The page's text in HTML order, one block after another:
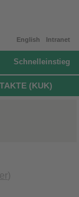
Intranet
English
Schnelleinstieg
(KUK)
)